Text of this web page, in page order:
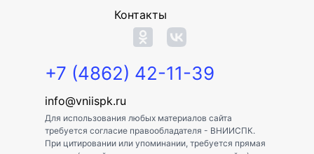
Контакты
+7 (4862) 42-11-39
info@vniispk.ru
Для использования любых материалов сайта
требуется согласие правообладателя - ВНИИСПК.
При цитировании или упоминании, требуется прямая